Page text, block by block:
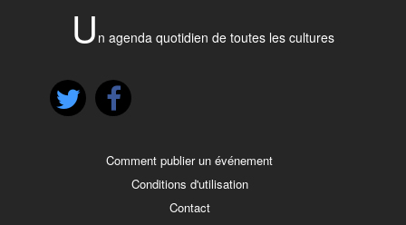
U n agenda quotidien de toutes les cultures
Comment publier un événement
Conditions d'utilisation
Contact